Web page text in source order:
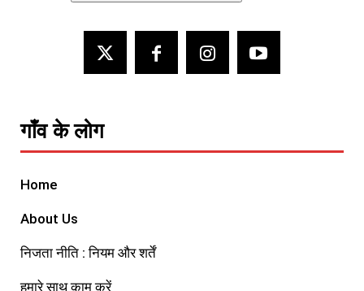
गाँव के लोग
Home
About Us
निजता नीति : नियम और शर्तें
हमारे साथ काम करें